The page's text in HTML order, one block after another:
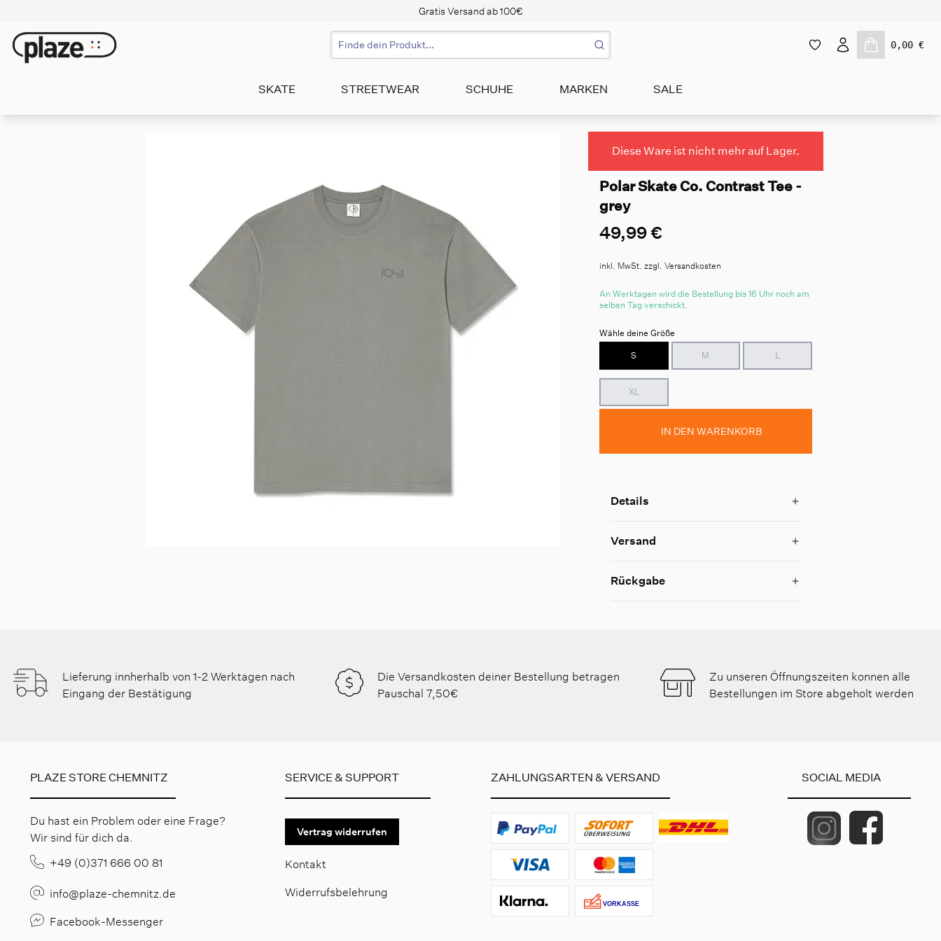
Gratis Versand ab 100€
0,00 €
SKATE STREETWEAR SCHUHE MARKEN SALE
Diese Ware ist nicht mehr auf Lager.
Polar Skate Co. Contrast Tee -
grey
49,99 €
inkl. MwSt. zzgl. Versandkosten
An Werktagen wird die Bestellung bis 16 Uhr noch am
selben Tag verschickt.
Wähle deine Größe
S
M L
XL
IN DEN WARENKORB
Details
Versand
Rückgabe
Lieferung innherhalb von 1-2 Werktagen nach
Eingang der Bestätigung
Die Versandkosten deiner Bestellung betragen
Pauschal 7,50€
Zu unseren Öffnungszeiten konnen alle
Bestellungen im Store abgeholt werden
PLAZE STORE CHEMNITZ
Du hast ein Problem oder eine Frage?
Wir sind für dich da.
+49 (0)371 666 00 81
info@plaze-chemnitz.de
Facebook-Messenger
SERVICE & SUPPORT
Vertrag widerrufen
Kontakt
Widerrufsbelehrung
ZAHLUNGSARTEN & VERSAND SOCIAL MEDIA